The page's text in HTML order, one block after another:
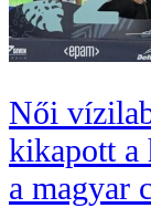
Női
kikapott a
a magyar